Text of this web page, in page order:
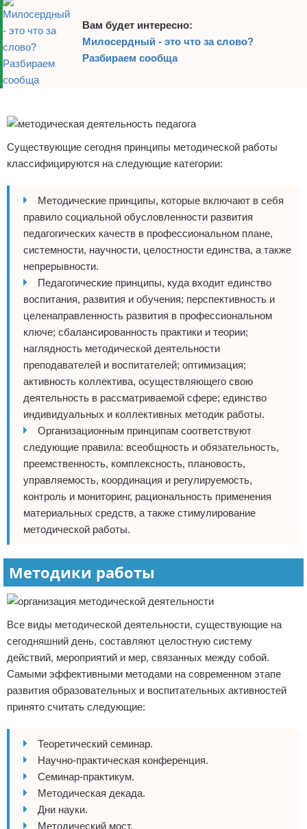
Вам будет интересно:
Милосердный - это что за слово?
Разбираем сообща
Существующие сегодня принципы методической работы
классифицируются на следующие категории:
Методические принципы, которые включают в себя
правило социальной обусловленности развития
педагогических качеств в профессиональном плане,
системности, научности, целостности единства, а также
непрерывности.
Педагогические принципы, куда входит единство
воспитания, развития и обучения; перспективность и
целенаправленность развития в профессиональном
ключе; сбалансированность практики и теории;
наглядность методической деятельности
преподавателей и воспитателей; оптимизация;
активность коллектива, осуществляющего свою
деятельность в рассматриваемой сфере; единство
индивидуальных и коллективных методик работы.
Организационным принципам соответствуют
следующие правила: всеобщность и обязательность,
преемственность, комплексность, плановость,
управляемость, координация и регулируемость,
контроль и мониторинг, рациональность применения
материальных средств, а также стимулирование
методической работы.
Методики работы
Все виды методической деятельности, существующие на
сегодняшний день, составляют целостную систему
действий, мероприятий и мер, связанных между собой.
Самыми эффективными методами на современном этапе
развития образовательных и воспитательных активностей
принято считать следующие:
Теоретический семинар.
Научно-практическая конференция.
Семинар-практикум.
Методическая декада.
Дни науки.
Методический мост.